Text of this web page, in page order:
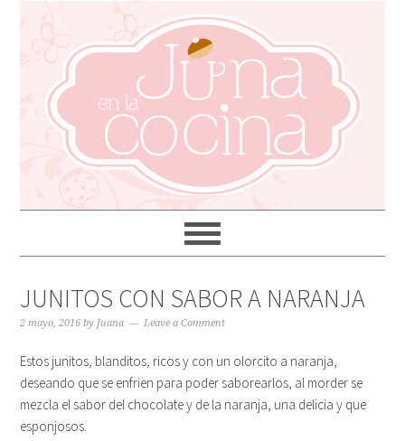
JUNITOS CON SABOR A NARANJA
2 mayo, 2016 by Juana Leave a Comment
Estos junitos, blanditos, ricos y con un olorcito a naranja,
deseando que se enfrien para poder saborearlos, al morder se
mezcla el sabor del chocolate y de la naranja, una delicia y que
esponjosos.